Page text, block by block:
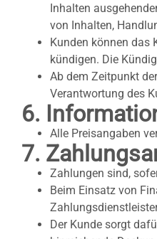
Inhalten
von Inhalten,
Kunden können das
kündigen. Die
Ab dem Zeitpunkt
Verantwortung des
6.
Alle Preisangaben
7.
Zahlungen sind,
Beim Einsatz von
Der Kunde sorgt